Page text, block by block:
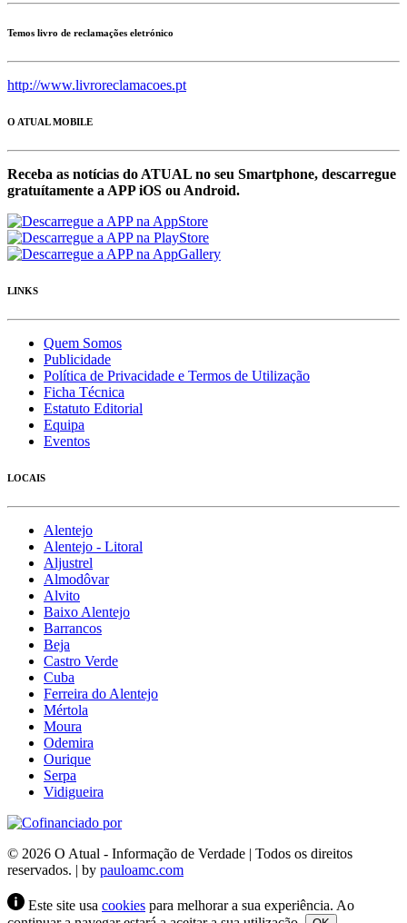
Temos livro de reclamações eletrónico
http://www.livroreclamacoes.pt
O ATUAL MOBILE
Receba as notícias do ATUAL no seu Smartphone, descarregue
gratuítamente a APP iOS ou Android.
LINKS
Quem Somos
Publicidade
Política de Privacidade e Termos de Utilização
Ficha Técnica
Estatuto Editorial
Equipa
Eventos
LOCAIS
Alentejo
Alentejo - Litoral
Aljustrel
Almodôvar
Alvito
Baixo Alentejo
Barrancos
Beja
Castro Verde
Cuba
Ferreira do Alentejo
Mértola
Moura
Odemira
Ourique
Serpa
Vidigueira
© 2026 O Atual - Informação de Verdade | Todos os direitos
reservados. | by pauloamc.com
Este site usa cookies para melhorar a sua experiência. Ao